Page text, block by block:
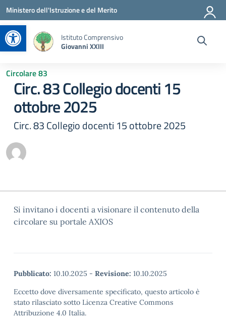
Apri la barra degli strumenti
Vai ai contenuti
Vai al menu di navigazione
Vai al footer
Ministero dell'Istruzione e del Merito
Istituto Comprensivo
Giovanni XXIII
Circolare 83
Circ. 83 Collegio docenti 15
ottobre 2025
Circ. 83 Collegio docenti 15 ottobre 2025
Si invitano i docenti a visionare il contenuto della
circolare su portale AXIOS
Pubblicato: 10.10.2025 - Revisione: 10.10.2025
Eccetto dove diversamente specificato, questo articolo è
stato rilasciato sotto Licenza Creative Commons
Attribuzione 4.0 Italia.